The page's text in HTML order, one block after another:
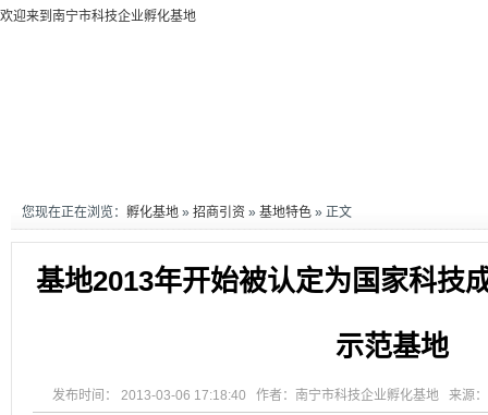
欢迎来到南宁市科技企业孵化基地
您现在正在浏览： 孵化基地 » 招商引资 » 基地特色 » 正文
基地2013年开始被认定为国家科技
示范基地
发布时间： 2013-03-06 17:18:40 作者：南宁市科技企业孵化基地 来源